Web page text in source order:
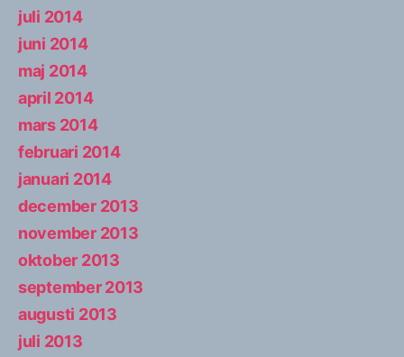
juli 2014
juni 2014
maj 2014
april 2014
mars 2014
februari 2014
januari 2014
december 2013
november 2013
oktober 2013
september 2013
augusti 2013
juli 2013